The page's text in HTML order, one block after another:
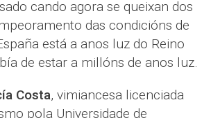
cando agora se queixan dos
das condicións de
está a anos luz do Reino
de estar a millóns de anos luz.
Costa, vimiancesa licenciada
pola Universidade de